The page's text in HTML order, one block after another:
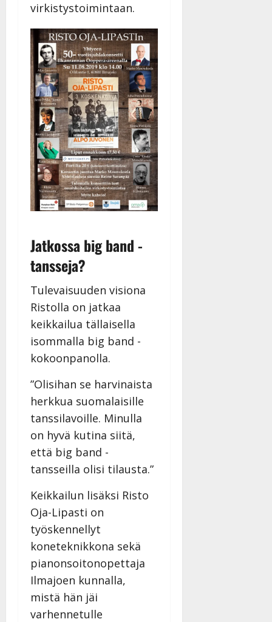
virkistystoimintaan.
Jatkossa big band -
tansseja?
Tulevaisuuden visiona
Ristolla on jatkaa
keikkailua tällaisella
isommalla big band -
kokoonpanolla.
”Olisihan se harvinaista
herkkua suomalaisille
tanssilavoille. Minulla
on hyvä kutina siitä,
että big band -
tansseilla olisi tilausta.”
Keikkailun lisäksi Risto
Oja-Lipasti on
työskennellyt
koneteknikkona sekä
pianonsoitonopettaja
Ilmajoen kunnalla,
mistä hän jäi
varhennetulle